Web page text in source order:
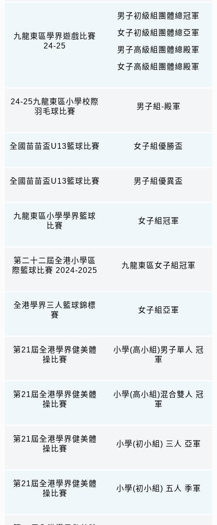
九龍東區學界遊戲比賽
24-25
男子初級組團體總冠軍
女子初級組團體總亞軍
男子高級組團體總殿軍
女子高級組團體總殿軍
24-25九龍東區小學校際
羽毛球比賽
男子組-殿軍
全國苗苗盃U13籃球比賽 女子組優勝盃
全國苗苗盃U13籃球比賽 男子組優異盃
九龍東區小學學界籃球
比賽
女子組冠軍
第二十二屆全港小學區
際籃球比賽 2024-2025
九龍東區女子組冠軍
全港學界三人籃球錦標
賽
女子組亞軍
第21屆全港學界健美體
操比賽
小學(高小組)男子單人 冠
軍
第21屆全港學界健美體
操比賽
小學(高小組)混合雙人 冠
軍
第21屆全港學界健美體
操比賽
小學(初小組) 三人 亞軍
第21屆全港學界健美體
操比賽
小學(初小組) 五人 季軍